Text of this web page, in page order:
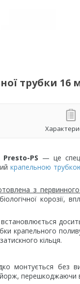
трубки 16
PS — це
крапельною
з
корозії,
крапельного
кільця.
монтується без
перешкоджаючи